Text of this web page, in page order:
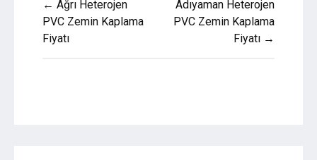
gezinmesi
← Ağrı Heterojen
PVC Zemin Kaplama
Fiyatı
Adıyaman Heterojen
PVC Zemin Kaplama
Fiyatı →